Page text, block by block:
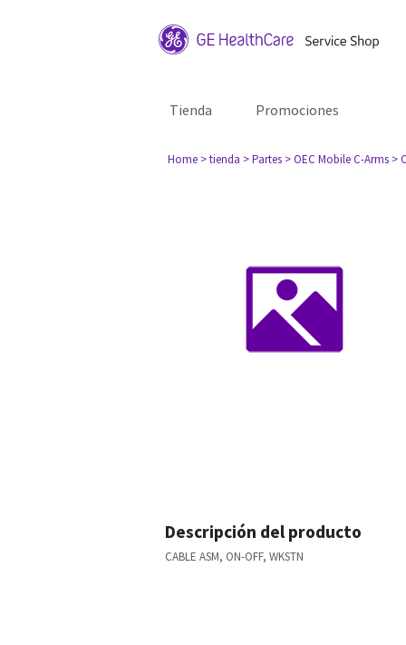
Tienda Promociones
Home > tienda > Partes > OEC Mobile C-Arms >
Descripción del producto
CABLE ASM, ON-OFF, WKSTN